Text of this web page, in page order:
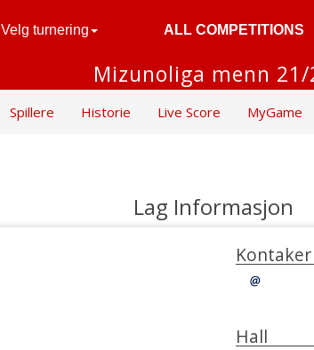
Velg turnering ALL COMPETITIONS
Mizunoliga menn 21/
Spillere Historie Live Score MyGame
Lag Informasjon
Kontaker
Hall